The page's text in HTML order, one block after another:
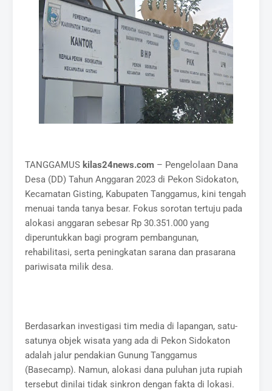
TANGGAMUS kilas24news.com – Pengelolaan Dana
Desa (DD) Tahun Anggaran 2023 di Pekon Sidokaton,
Kecamatan Gisting, Kabupaten Tanggamus, kini tengah
menuai tanda tanya besar. Fokus sorotan tertuju pada
alokasi anggaran sebesar Rp 30.351.000 yang
diperuntukkan bagi program pembangunan,
rehabilitasi, serta peningkatan sarana dan prasarana
pariwisata milik desa.
Berdasarkan investigasi tim media di lapangan, satu-
satunya objek wisata yang ada di Pekon Sidokaton
adalah jalur pendakian Gunung Tanggamus
(Basecamp). Namun, alokasi dana puluhan juta rupiah
tersebut dinilai tidak sinkron dengan fakta di lokasi.